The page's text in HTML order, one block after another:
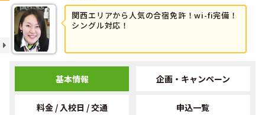
関西エリアから人気の合宿免許！wi-fi完備！
シングル対応！
基本情報 企画・キャンペーン
料金 / 入校日 / 交通 申込一覧